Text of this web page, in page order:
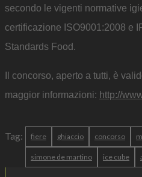
secondo le vigenti normative
certificazione ISO9001:2008 e
Standards Food.
Il concorso, aperto a tutti, è
maggior informazioni: http://
Tag: fiere ghiaccio concorso
simone de martino ice cube